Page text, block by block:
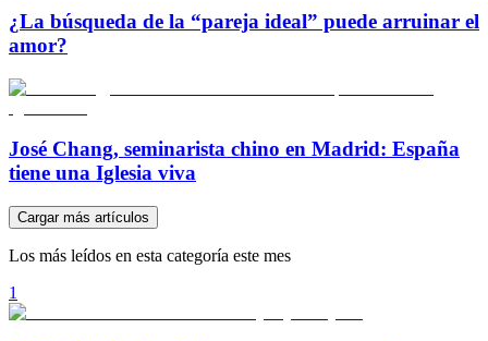
¿La búsqueda de la “pareja ideal” puede arruinar el
amor?
José Chang, seminarista chino en Madrid: España
tiene una Iglesia viva
Cargar más artículos
Los más leídos en esta categoría este mes
1